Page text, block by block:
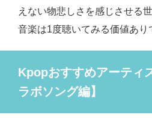
えない物悲しさを感じさせる
音楽は1度聴いてみる価値あり
Kpopおすすめアーティ
ラボソング編】